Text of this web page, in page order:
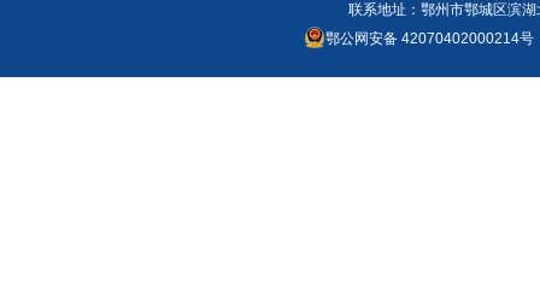
联系地址：鄂州市鄂城区滨
鄂公网安备 42070402000214号